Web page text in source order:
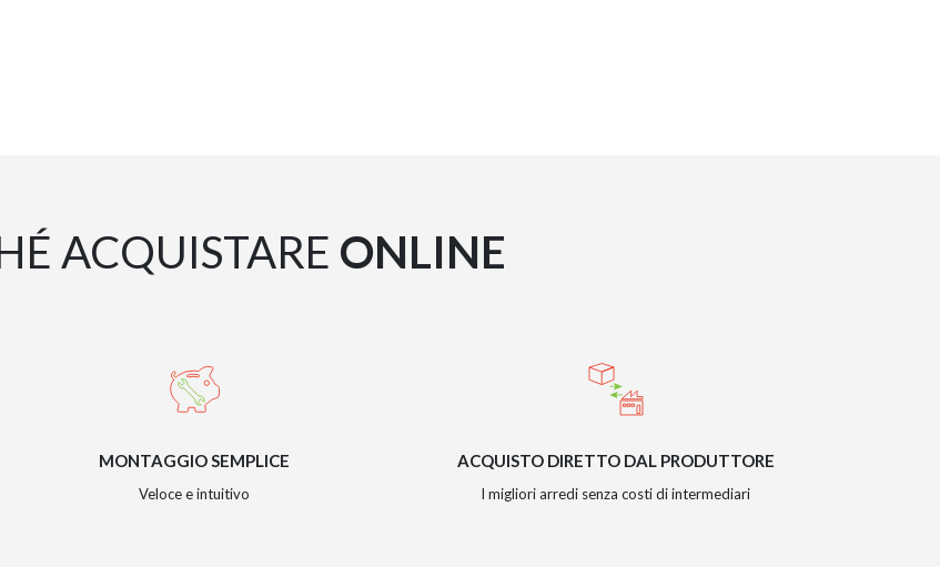
ACQUISTARE ONLINE
MONTAGGIO SEMPLICE
Veloce e intuitivo
ACQUISTO DIRETTO DAL PRODUTTORE
I migliori arredi senza costi di intermediari